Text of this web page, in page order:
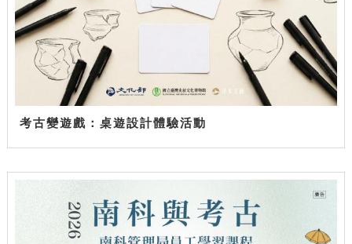
考古變遊戲：桌遊設計體驗活動